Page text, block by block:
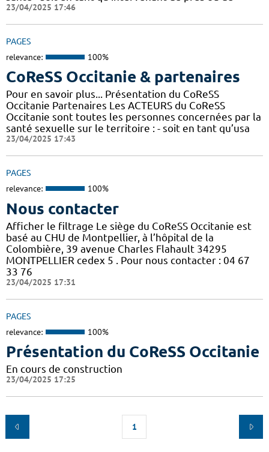
23/04/2025 17:46
PAGES
relevance: 100%
CoReSS Occitanie & partenaires
Pour en savoir plus... Présentation du CoReSS
Occitanie Partenaires Les ACTEURS du CoReSS
Occitanie sont toutes les personnes concernées par la
santé sexuelle sur le territoire : - soit en tant qu’usa
23/04/2025 17:43
PAGES
relevance: 100%
Nous contacter
Afficher le filtrage Le siège du CoReSS Occitanie est
basé au CHU de Montpellier, à l’hôpital de la
Colombière, 39 avenue Charles Flahault 34295
MONTPELLIER cedex 5 . Pour nous contacter : 04 67
33 76
23/04/2025 17:31
PAGES
relevance: 100%
Présentation du CoReSS Occitanie
En cours de construction
23/04/2025 17:25
1